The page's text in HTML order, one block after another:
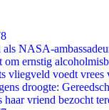
NASA-
om ernstig
vliegveld voedt vrees
droogte:
vriend bezocht